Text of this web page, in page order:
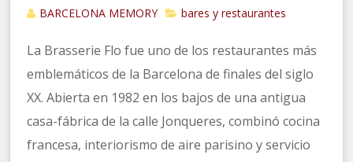
BARCELONA MEMORY bares y restaurantes
La Brasserie Flo fue uno de los restaurantes más
emblemáticos de la Barcelona de finales del siglo
XX. Abierta en 1982 en los bajos de una antigua
casa-fábrica de la calle Jonqueres, combinó cocina
francesa, interiorismo de aire parisino y servicio